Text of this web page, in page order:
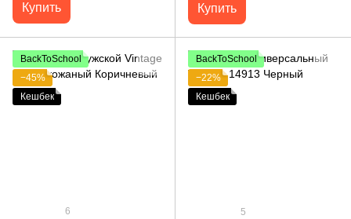
Купить Купить
BackToSchool
−45%
Кешбек
6
BackToSchool
−22%
Кешбек
5